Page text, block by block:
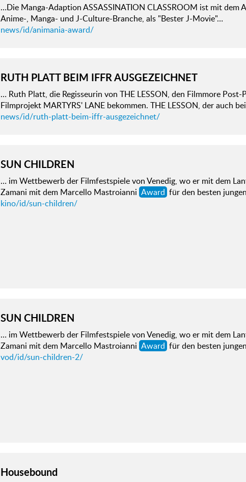
…Die Manga-Adaption ASSASSINATION CLASSROOM ist mit dem
Anime-, Manga- und J-Culture-Branche, als "Bester J-Movie"…
news/id/animania-award/
RUTH PLATT BEIM IFFR AUSGEZEICHNET
… Ruth Platt, die Regisseurin von THE LESSON, den Filmmore
Filmprojekt MARTYRS' LANE bekommen. THE LESSON, der auch
news/id/ruth-platt-beim-iffr-ausgezeichnet/
SUN CHILDREN
… im Wettbewerb der Filmfestspiele von Venedig, wo er mit dem
Zamani mit dem Marcello Mastroianni Award für den besten
kino/id/sun-children/
SUN CHILDREN
… im Wettbewerb der Filmfestspiele von Venedig, wo er mit dem
Zamani mit dem Marcello Mastroianni Award für den besten
vod/id/sun-children-2/
Housebound